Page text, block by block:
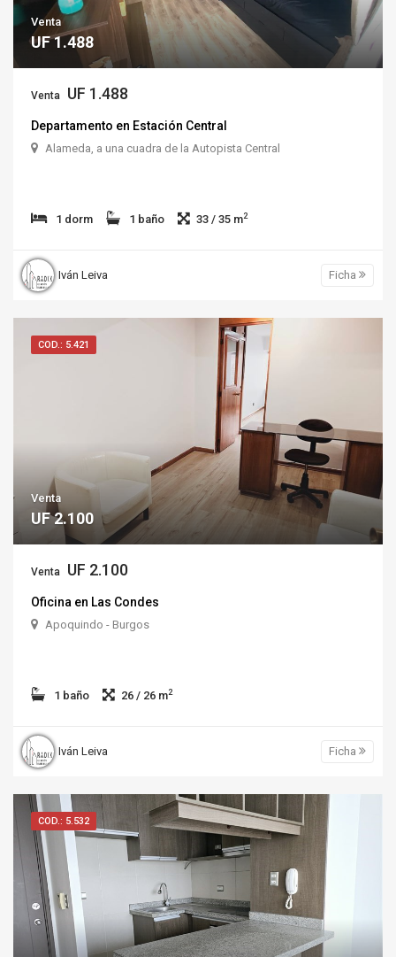
Venta
UF 1.488
Venta UF 1.488
Departamento en Estación Central
Alameda, a una cuadra de la Autopista Central
1 dorm 1 baño 33 / 35 m2
Iván Leiva Ficha
COD.: 5.421
Venta
UF 2.100
Venta UF 2.100
Oficina en Las Condes
Apoquindo - Burgos
1 baño 26 / 26 m2
Iván Leiva Ficha
COD.: 5.532